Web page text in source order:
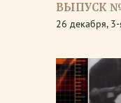
ВЫПУСК
26 декабря, 3-